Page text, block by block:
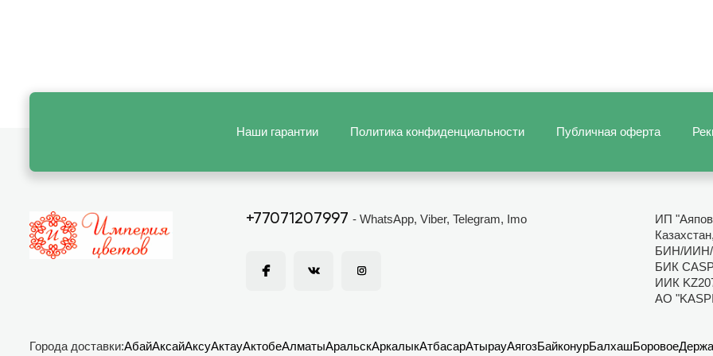
Наши гарантии Политика конфиденциальности Публичная оферта
+77071207997 - WhatsApp, Viber, Telegram, Imo
ИП
Казахстан,
БИН/ИИН/
БИК
ИИК
АО
Города доставки:АбайАксайАксуАктауАктобеАлматыАральскАркалыкАтбасарАтырауАягозБайконурБалхашБоровое